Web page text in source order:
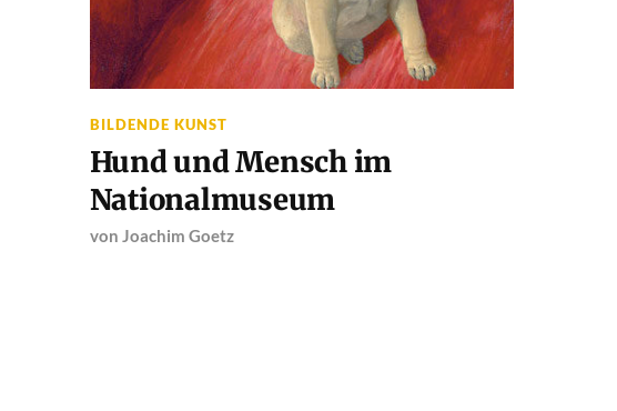
BILDENDE KUNST
Hund und Mensch im
Nationalmuseum
von Joachim Goetz